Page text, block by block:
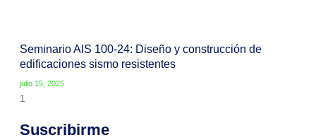
Seminario AIS 100-24: Diseño y construcción de
edificaciones sismo resistentes
julio 15, 2025
Suscribirme